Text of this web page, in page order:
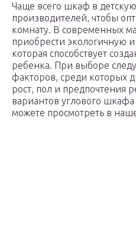
Чаще всего шкаф в
производителей, чтобы
комнату. В современных
приобрести экологичную
которая способствует
ребенка. При выборе
факторов, среди которых
рост, пол и предпочтения
вариантов углового
можете просмотреть в